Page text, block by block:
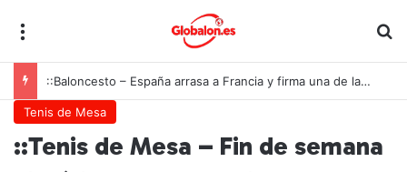
::Baloncesto – España arrasa a Francia y firma una de las mayores exhibiciones de la historia para conquistar el oro europeo U18
Tenis de Mesa
::Tenis de Mesa – Fin de semana